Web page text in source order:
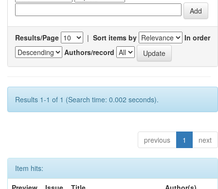
Results/Page | Sort items by
In order
Authors/record
Results 1-1 of 1 (Search time: 0.002 seconds).
previous 1 next
Item hits: